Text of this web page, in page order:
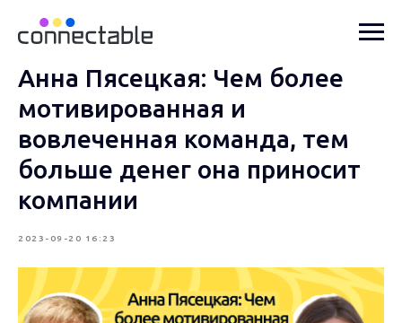
Анна Пясецкая: Чем более
мотивированная и
вовлеченная команда, тем
больше денег она приносит
компании
2023-09-20 16:23